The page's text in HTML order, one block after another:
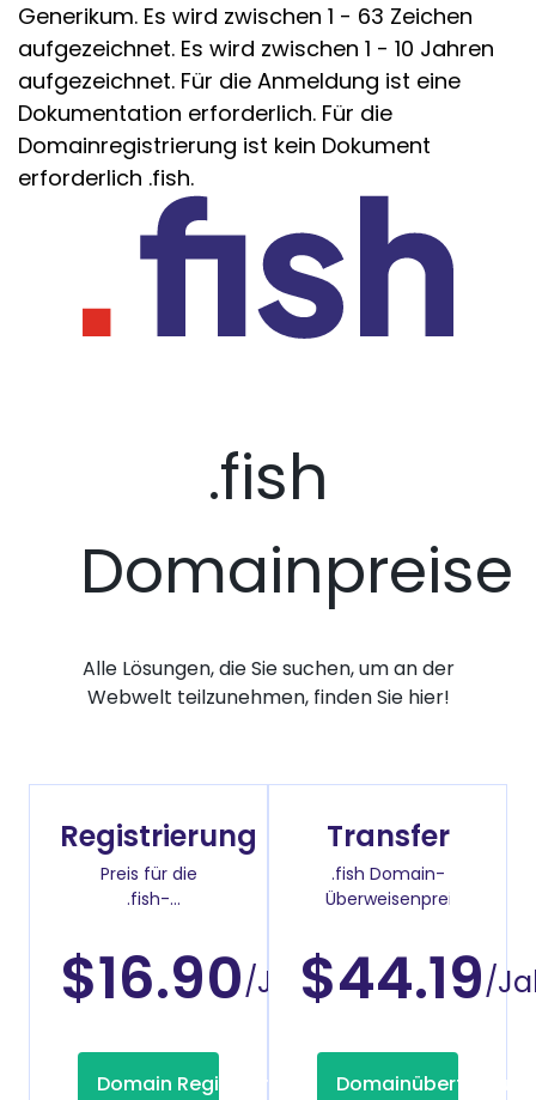
Generikum. Es wird zwischen 1 - 63 Zeichen
aufgezeichnet. Es wird zwischen 1 - 10 Jahren
aufgezeichnet. Für die Anmeldung ist eine
Dokumentation erforderlich. Für die
Domainregistrierung ist kein Dokument
erforderlich .fish.
.fish
Domainpreise
Alle Lösungen, die Sie suchen, um an der
Webwelt teilzunehmen, finden Sie hier!
Registrierung
Preis für die
.fish-
$16.90/Jahr
Domain Registrierung
Transfer
.fish Domain-
Überweisenpreis
$44.19/
Domainübertragung